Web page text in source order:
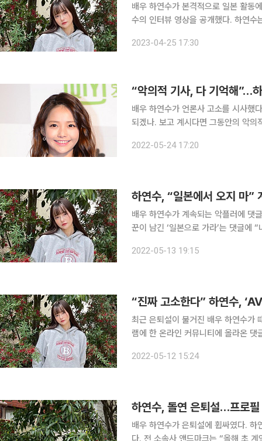
배우 하연수가 본격적으로 일본 활동에 나선다. 24일 일본의 주간 영 매거진은
수의 인터뷰 영상을 공개했다. 하연
좋아지는 행복한 촬영이었다. 응원받
2023-04-25 17:30
“악의적 기사, 다 기억해”…
배우 하연수가 언론사 고소를 시사했다. 하연수는 24일 인스타그램에 “제가 개인적으로 고
되겠나. 보고 계시다면 그동안의 악
재하며 “기자님, 같은 여성인데 타이
2022-05-24 17:20
배우 하연수가 계속되는 악플러에 댓글로 맞대응했다. 13일 하연수
꾼이 남긴 ‘일본으로 가라’는 댓글에 “나는 영
2022-05-13 19:15
“진짜 고소한다” 하연수,
최근 은퇴설이 불거진 배우 하연수가 때 아닌 ‘AV
램에 한 온라인 커뮤니티에 올라온
다’는 내용이 적혀 있었던 것으로 추
2022-05-12 15:24
하연수, 돌연 은퇴설…프로필
배우 하연수가 은퇴설에 휩싸였다. 하연수는 올해 초 소속사 앤드마크와의 전속계약을 마무리 지었
다. 전 소속사 앤드마크는 “올해 초